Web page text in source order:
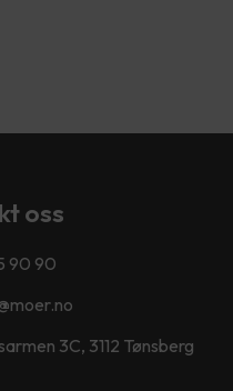
oss
90 90
3C, 3112 Tønsberg